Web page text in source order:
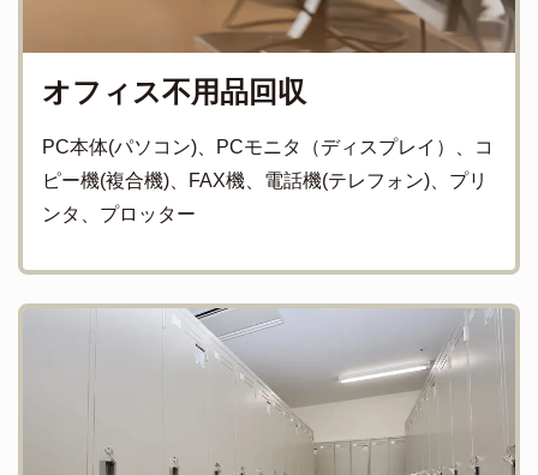
オフィス不用品回収
PC本体(パソコン)、PCモニタ（ディスプレイ）、コ
ピー機(複合機)、FAX機、電話機(テレフォン)、プリ
ンタ、プロッター